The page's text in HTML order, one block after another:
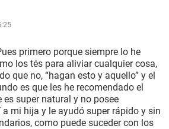
primero porque siempre lo he
los tés para aliviar cualquier cosa,
que no, “hagan esto y aquello” y el
es que les he recomendado el
es super natural y no posee
mi hija y le ayudó super rápido y sin
como puede suceder con los